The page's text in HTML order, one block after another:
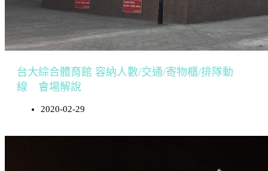
台大綜合體育館 容納人數/交通/寄物櫃/排隊動
線 會場解說
2020-02-29